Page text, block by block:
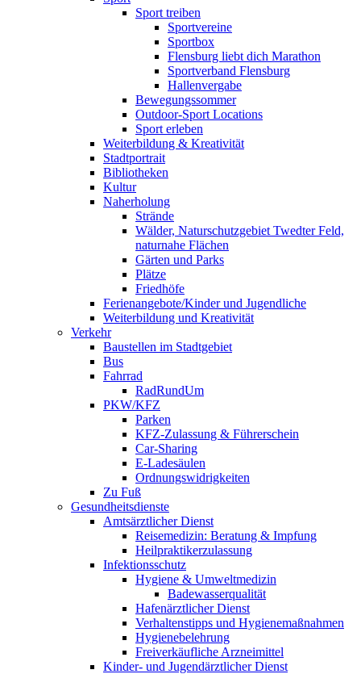
Sport treiben
Sportvereine
Sportbox
Flensburg liebt dich Marathon
Sportverband Flensburg
Hallenvergabe
Bewegungssommer
Outdoor-Sport Locations
Sport erleben
Weiterbildung & Kreativität
Stadtportrait
Bibliotheken
Kultur
Naherholung
Strände
Wälder, Naturschutzgebiet Twedter Feld,
naturnahe Flächen
Gärten und Parks
Plätze
Friedhöfe
Ferienangebote/Kinder und Jugendliche
Weiterbildung und Kreativität
Verkehr
Baustellen im Stadtgebiet
Bus
Fahrrad
RadRundUm
PKW/KFZ
Parken
KFZ-Zulassung & Führerschein
Car-Sharing
E-Ladesäulen
Ordnungswidrigkeiten
Zu Fuß
Gesundheitsdienste
Amtsärztlicher Dienst
Reisemedizin: Beratung & Impfung
Heilpraktikerzulassung
Infektionsschutz
Hygiene & Umweltmedizin
Badewasserqualität
Hafenärztlicher Dienst
Verhaltenstipps und Hygienemaßnahmen
Hygienebelehrung
Freiverkäufliche Arzneimittel
Kinder- und Jugendärztlicher Dienst